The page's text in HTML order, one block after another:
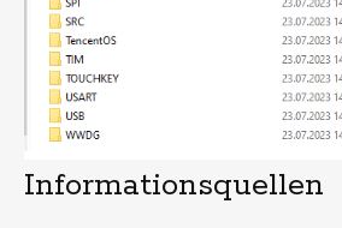
Informationsquellen